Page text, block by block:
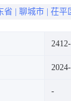
省 聊城市 茌平